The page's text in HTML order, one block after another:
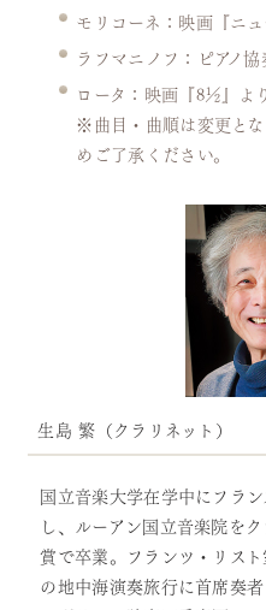
モリコーネ：映画『ニ
ラフマニノフ：ピアノ
ロータ：映画『8½』より
※曲目・曲順は変更と
めご了承ください。
生島 繁（クラリネット）
国立音楽大学在学中にフラ
し、ルーアン国立音楽院を
賞で卒業。フランツ・リス
の地中海演奏旅行に首席奏